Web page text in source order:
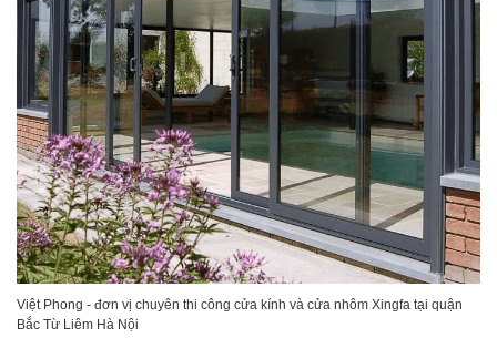
Việt Phong - đơn vị chuyên thi công cửa kính và cửa nhôm Xingfa tại quận
Bắc Từ Liêm Hà Nội